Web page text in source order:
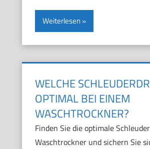
Weiterlesen
WELCHE
OPTIMAL BEI EINEM
WASCHTROCKNER?
Finden Sie die optimale
Waschtrockner und sichern Sie